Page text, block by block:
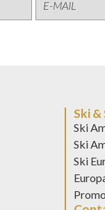
Ski
Ski
Ski
Ski